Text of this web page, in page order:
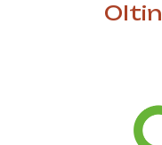
Oltin